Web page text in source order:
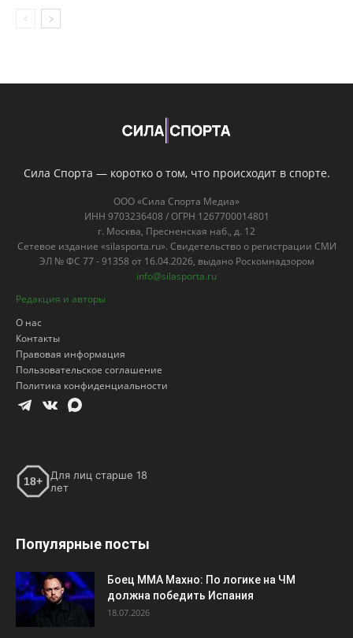
Сила Спорта — коротко о том, что происходит в спорте.
ООО «Сила Спорта Медиа»
ИНН 9703236408 / ОГРН 1267700014801
г. Москва, Пресненская наб., д. 12
Сетевое издание «silasporta.ru». Свидетельство о регистрации СМИ
ЭЛ № ФС 77 - 91358 от 16.04.2026, выдано Роскомнадзором
info@silasporta.ru
Редакция и авторы
О нас
Контакты
Правовая информация
Пользовательское соглашение
Политика конфиденциальности
18+
Для лиц старше 18
лет
Популярные посты
Боец ММА Махно: По логике на ЧМ
должна победить Испания
18.07.2026